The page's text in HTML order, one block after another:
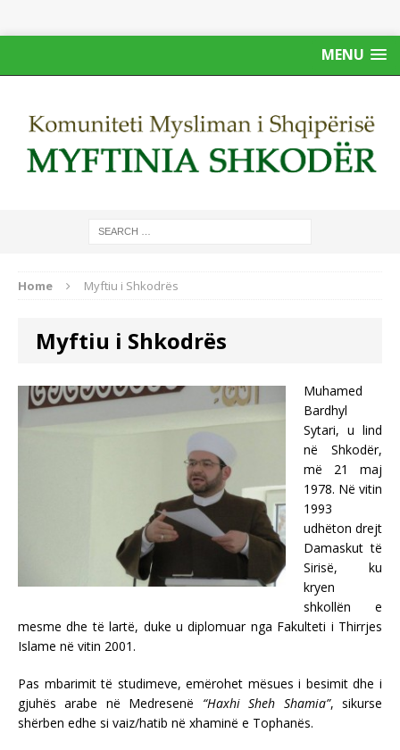
MENU
Home Myftiu i Shkodrës
Myftiu i Shkodrës
Muhamed
Bardhyl
Sytari, u lind
në Shkodër,
më 21 maj
1978. Në vitin
1993
udhëton drejt
Damaskut të
Sirisë, ku
kryen
shkollën e
mesme dhe të lartë, duke u diplomuar nga Fakulteti i Thirrjes
Islame në vitin 2001.
Pas mbarimit të studimeve, emërohet mësues i besimit dhe i
gjuhës arabe në Medresenë “Haxhi Sheh Shamia”, sikurse
shërben edhe si vaiz/hatib në xhaminë e Tophanës.